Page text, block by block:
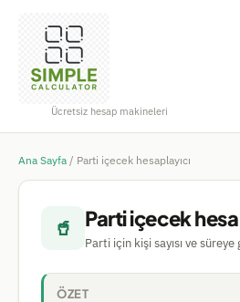
Ücretsiz hesap makineleri
Ana Sayfa / Parti içecek hesaplayıcı
🥤 Parti içecek
Parti için kişi sayısı ve
ÖZET